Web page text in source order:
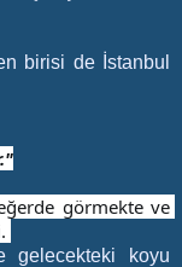
birisi de İstanbul
görmekte ve
gelecekteki koyu